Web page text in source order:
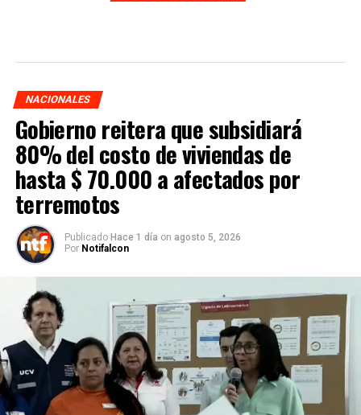
NACIONALES
Gobierno reitera que subsidiará
80% del costo de viviendas de
hasta $ 70.000 a afectados por
terremotos
Publicado Hace 1 día on agosto 5, 2026
Por Notifalcon